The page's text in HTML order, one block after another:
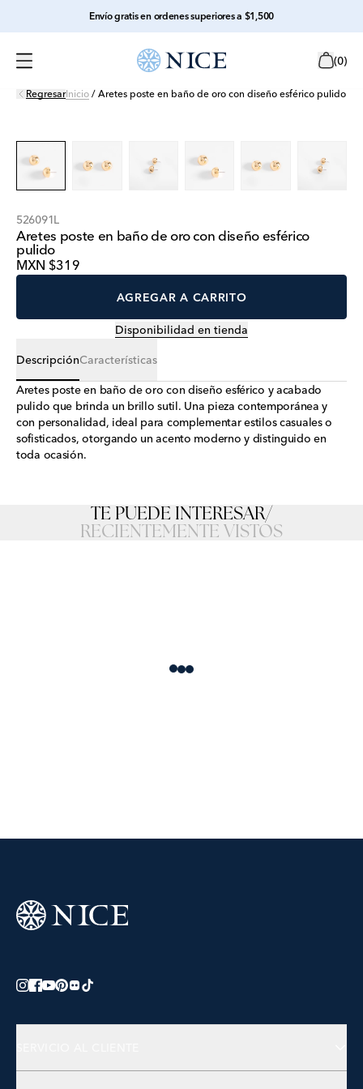
Envío gratis en ordenes superiores a $1,500
(0)
RegresarInicio / Aretes poste en baño de oro con diseño esférico pulido
526091L
Aretes poste en baño de oro con diseño esférico
pulido
MXN $319
AGREGAR A CARRITO
Disponibilidad en tienda
DescripciónCaracterísticas
Aretes poste en baño de oro con diseño esférico y acabado
pulido que brinda un brillo sutil. Una pieza contemporánea y
con personalidad, ideal para complementar estilos casuales o
sofisticados, otorgando un acento moderno y distinguido en
toda ocasión.
TE PUEDE INTERESAR/
RECIENTEMENTE VISTOS
Loading